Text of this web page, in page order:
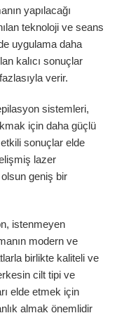
yapılacağı
teknoloji ve seans
uygulama daha
kalıcı sonuçlar
verir.
sistemleri,
için daha güçlü
sonuçlar elde
lazer
geniş bir
istenmeyen
modern ve
birlikte kaliteli ve
cilt tipi ve
elde etmek için
almak önemlidir